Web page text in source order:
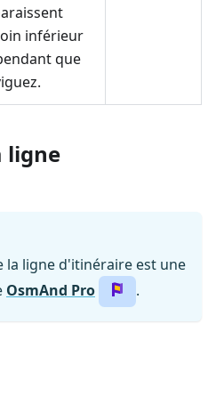
inférieur
que
ligne
la ligne d'itinéraire est une
OsmAnd Pro .